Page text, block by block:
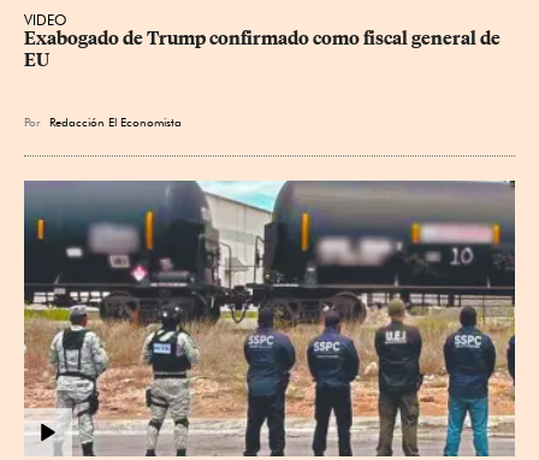
VIDEO
Exabogado de Trump confirmado como fiscal general de
EU
Por Redacción El Economista